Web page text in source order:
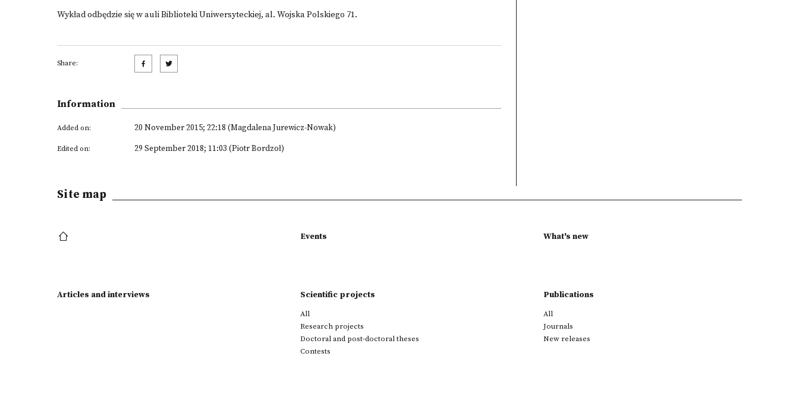
Wykład odbędzie się w auli Biblioteki Uniwersyteckiej, al. Wojska Polskiego 71.
Share:
Information
Added on: 20 November 2015; 22:18 (Magdalena Jurewicz-Nowak)
Edited on: 29 September 2018; 11:03 (Piotr Bordzoł)
Site map
Events What's new
Articles and interviews Scientific projects
All
Research projects
Doctoral and post-doctoral theses
Contests
Publications
All
Journals
New releases